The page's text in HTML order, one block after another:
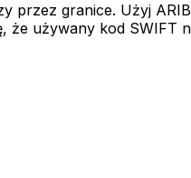
przez granice. Użyj
że używany kod SWIFT